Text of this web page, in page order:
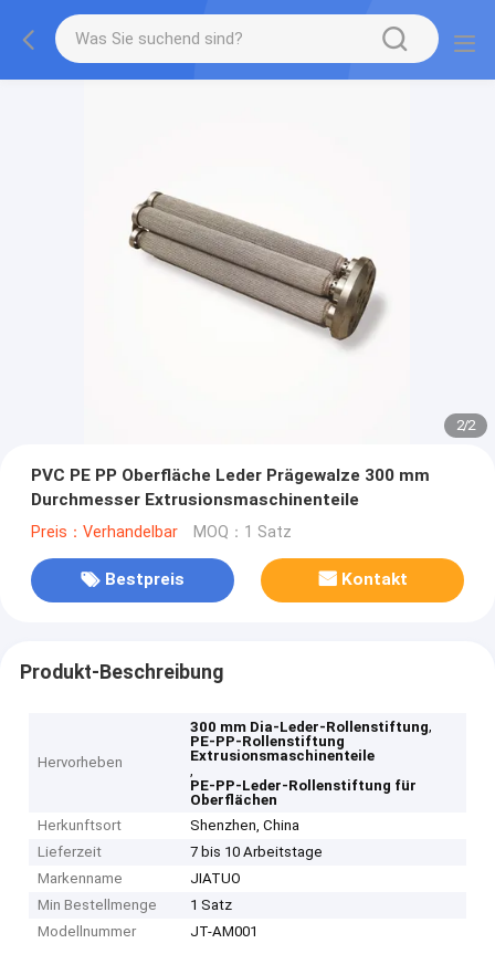
2/2
PVC PE PP Oberfläche Leder Prägewalze 300 mm
Durchmesser Extrusionsmaschinenteile
Preis：Verhandelbar MOQ：1 Satz
Bestpreis Kontakt
Produkt-Beschreibung
Hervorheben
300 mm Dia-Leder-Rollenstiftung,
PE-PP-Rollenstiftung
Extrusionsmaschinenteile
,
PE-PP-Leder-Rollenstiftung für
Oberflächen
Herkunftsort
Shenzhen, China
Lieferzeit
7 bis 10 Arbeitstage
Markenname
JIATUO
Min Bestellmenge
1 Satz
Modellnummer
JT-AM001